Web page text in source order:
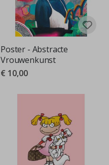
Poster - Abstracte
Vrouwenkunst
€ 10,00